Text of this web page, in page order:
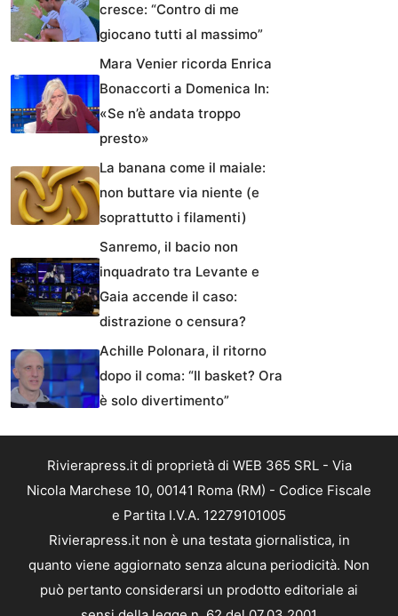
cresce: “Contro di me
giocano tutti al massimo”
Mara Venier ricorda Enrica
Bonaccorti a Domenica In:
«Se n’è andata troppo
presto»
La banana come il maiale:
non buttare via niente (e
soprattutto i filamenti)
Sanremo, il bacio non
inquadrato tra Levante e
Gaia accende il caso:
distrazione o censura?
Achille Polonara, il ritorno
dopo il coma: “Il basket? Ora
è solo divertimento”
Rivierapress.it di proprietà di WEB 365 SRL - Via
Nicola Marchese 10, 00141 Roma (RM) - Codice Fiscale
e Partita I.V.A. 12279101005
Rivierapress.it non è una testata giornalistica, in
quanto viene aggiornato senza alcuna periodicità. Non
può pertanto considerarsi un prodotto editoriale ai